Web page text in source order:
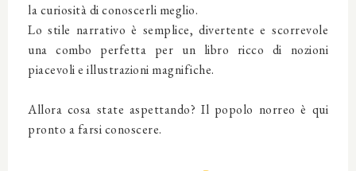
la curiosità di conoscerli meglio.
Lo stile narrativo è semplice, divertente e scorrevole
una combo perfetta per un libro ricco di nozioni
piacevoli e illustrazioni magnifiche.
Allora cosa state aspettando? Il popolo norreo è qui
pronto a farsi conoscere.